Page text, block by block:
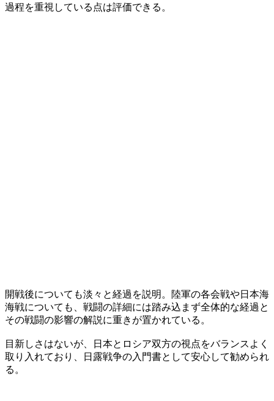
過程を重視している点は評価できる。
開戦後についても淡々と経過を説明。陸軍の各会戦や日本海
海戦についても、戦闘の詳細には踏み込まず全体的な経過と
その戦闘の影響の解説に重きが置かれている。
目新しさはないが、日本とロシア双方の視点をバランスよく
取り入れており、日露戦争の入門書として安心して勧められ
る。